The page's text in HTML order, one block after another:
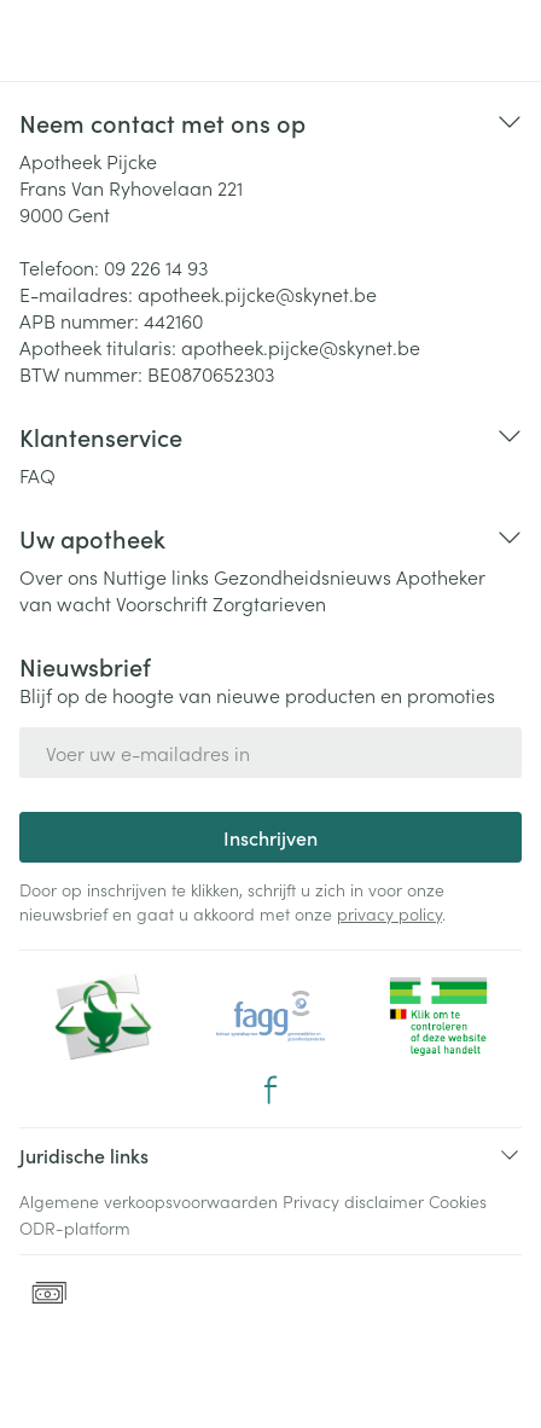
Neem contact met ons op
Apotheek Pijcke
Frans Van Ryhovelaan 221
9000 Gent
Telefoon: 09 226 14 93
E-mailadres: apotheek.pijcke@skynet.be
APB nummer: 442160
Apotheek titularis: apotheek.pijcke@skynet.be
BTW nummer: BE0870652303
Klantenservice
FAQ
Uw apotheek
Over ons Nuttige links Gezondheidsnieuws Apotheker
van wachtVoorschriftZorgtarieven
Nieuwsbrief
Blijf op de hoogte van nieuwe producten en promoties
Inschrijven
Door op inschrijven te klikken, schrijft u zich in voor onze
nieuwsbrief en gaat u akkoord met onze privacy policy.
Juridische links
Algemene verkoopsvoorwaarden Privacy disclaimer Cookies
ODR-platform